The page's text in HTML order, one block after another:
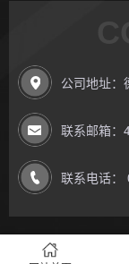
公司地址：
联系邮箱：
联系电话